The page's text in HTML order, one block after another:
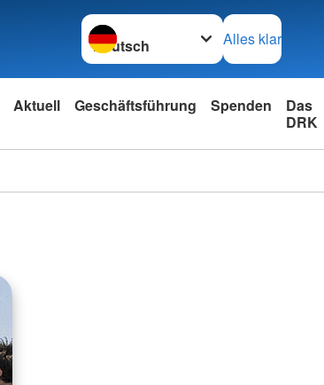
Sprache wechseln zu
Alles klar
Aktuell Geschäftsführung Spenden
Das
DRK